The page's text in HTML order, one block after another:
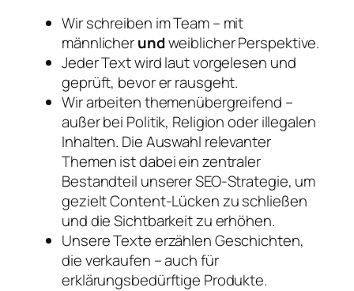
Wir schreiben im Team – mit
männlicherundweiblicher Perspektive.
Jeder Text wird laut vorgelesen und
geprüft, bevor er rausgeht.
Wir arbeiten themenübergreifend –
außer bei Politik, Religion oder illegalen
Inhalten. Die Auswahl relevanter
Themen ist dabei ein zentraler
Bestandteil unserer SEO-Strategie, um
gezielt Content-Lücken zu schließen
und die Sichtbarkeit zu erhöhen.
Unsere Texte erzählen Geschichten,
die verkaufen – auch für
erklärungsbedürftige Produkte.